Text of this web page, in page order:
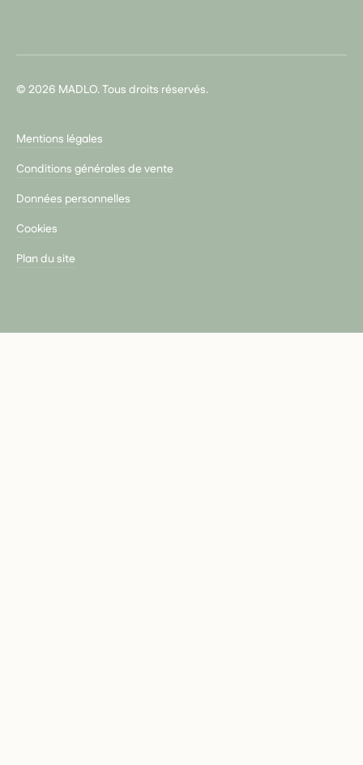
© 2026 MADLO. Tous droits réservés.
Mentions légales
Conditions générales de vente
Données personnelles
Cookies
Plan du site